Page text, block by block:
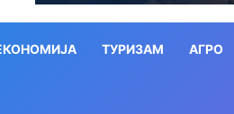
ТУРИЗАМ АГРО